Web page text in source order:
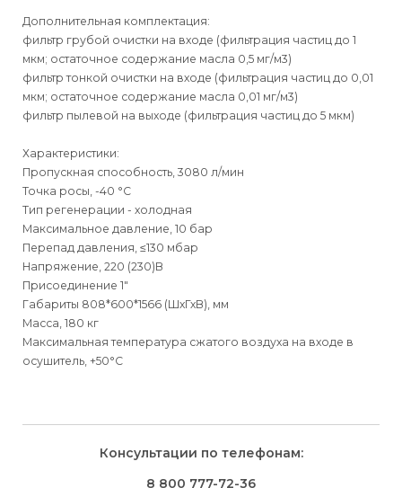
Дополнительная комплектация:
фильтр грубой очистки на входе (фильтрация частиц до 1
мкм; остаточное содержание масла 0,5 мг/м3)
фильтр тонкой очистки на входе (фильтрация частиц до 0,01
мкм; остаточное содержание масла 0,01 мг/м3)
фильтр пылевой на выходе (фильтрация частиц до 5 мкм)
Характеристики:
Пропускная способность, 3080 л/мин
Точка росы, -40 °С
Тип регенерации - холодная
Максимальное давление, 10 бар
Перепад давления, ≤130 мбар
Напряжение, 220 (230)В
Присоединение 1"
Габариты 808*600*1566 (ШхГхВ), мм
Масса, 180 кг
Максимальная температура сжатого воздуха на входе в
осушитель, +50°С
Способ оплаты
лиц
Способыдоставки
Доставка осуществляется транспортными компаниями и
оплачивается покупателем при получении заказа.
лиц
Правила возврата товара, приобретённого
лиц
Консультации по телефонам:
8 800 777-72-36